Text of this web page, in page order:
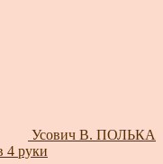
Усович В. ПОЛЬКА
4 руки